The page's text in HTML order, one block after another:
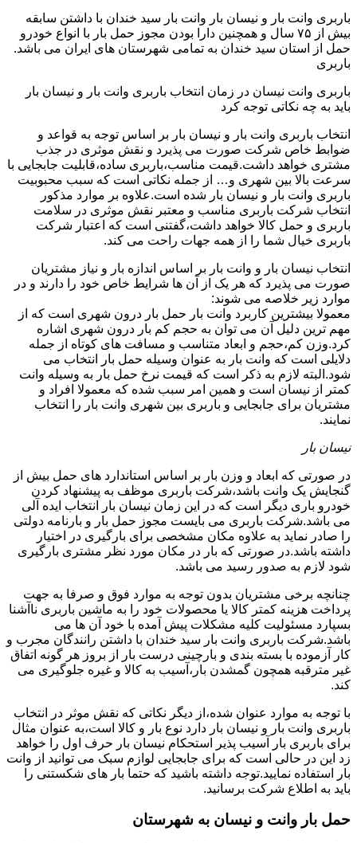
باربری وانت بار و نیسان بار وانت بار سید خندان با داشتن سابقه
بیش از ۷۵ سال و همچنین دارا بودن مجوز حمل بار با انواع خودرو
حمل از استان سید خندان به تمامی شهرستان های ایران می باشد.
باربری
باربری وانت نیسان در زمان انتخاب باربری وانت بار و نیسان بار
باید به چه نکاتی توجه کرد
انتخاب باربری وانت بار و نیسان بار بر اساس توجه به قواعد و
ضوابط خاص شرکت صورت می پذیرد و نقش موثری در جذب
مشتری خواهد داشت.قیمت مناسب،باربری ساده،قابلیت جابجایی با
سرعت بالا بین شهری و… از جمله نکاتی است که سبب محبوبیت
باربری وانت بار و نیسان بار شده است.علاوه بر موارد مذکور
انتخاب شرکت باربری مناسب و معتبر نقش موثری در سلامت
باربری و حمل کالا خواهد داشت،گفتنی است که اعتبار شرکت
باربری خیال شما را از همه جهات راحت می کند.
انتخاب نیسان بار و وانت بار بر اساس اندازه بار و نیاز مشتریان
صورت می پذیرد که هر یک از آن ها شرایط خاص خود را دارند و در
موارد زیر خلاصه می شوند:
معمولا بیشترین کاربرد وانت بار حمل بار درون شهری است که از
مهم ترین دلیل آن می توان به حجم کم بار درون شهری اشاره
کرد.وزن کم،حجم و ابعاد متناسب و مسافت های کوتاه از جمله
دلایلی است که وانت بار به عنوان وسیله حمل بار انتخاب می
شود.البته لازم به ذکر است که قیمت نرخ حمل بار به وسیله وانت
کمتر از نیسان است و همین امر سبب شده که معمولا افراد و
مشتریان برای جابجایی و باربری بین شهری وانت بار را انتخاب
نمایند.
نیسان بار
در صورتی که ابعاد و وزن بار بر اساس استاندارد های حمل بیش از
گنجایش یک وانت باشد،شرکت باربری موظف به پیشنهاد کردن
خودرو باری دیگر است که در این زمان نیسان بار انتخاب ایده آلی
می باشد.شرکت باربری می بایست مجوز حمل بار و بارنامه دولتی
را صادر نماید به علاوه مکان مشخصی برای بارگیری در اختیار
داشته باشد.در صورتی که بار در مکان مورد نظر مشتری بارگیری
شود لازم به صدور رسید می باشد.
چنانچه برخی مشتریان بدون توجه به موارد فوق و صرفا به جهت
پرداخت هزینه کمتر کالا یا محصولات خود را به ماشین باربری ناآشنا
بسپارد مسئولیت کلیه مشکلات پیش آمده با خود آن ها می
باشد.شرکت باربری وانت بار سید خندان با داشتن رانندگان مجرب و
کار آزموده با بسته بندی و بارچینی درست بار از بروز هر گونه اتفاق
غیر مترقبه همچون گمشدن بار،آسیب به کالا و غیره جلوگیری می
کند.
با توجه به موارد عنوان شده،از دیگر نکاتی که نقش موثر در انتخاب
باربری وانت بار و نیسان بار دارد نوع بار و کالا است،به عنوان مثال
برای باربری بار آسیب پذیر استحکام نیسان بار حرف اول را خواهد
زد این در حالی است که برای جابجایی لوازم سبک می توانید از وانت
بار استفاده نمایید.توجه داشته باشید که حتما بار های شکستنی را
باید به اطلاع شرکت برسانید.
حمل بار وانت و نیسان به شهرستان